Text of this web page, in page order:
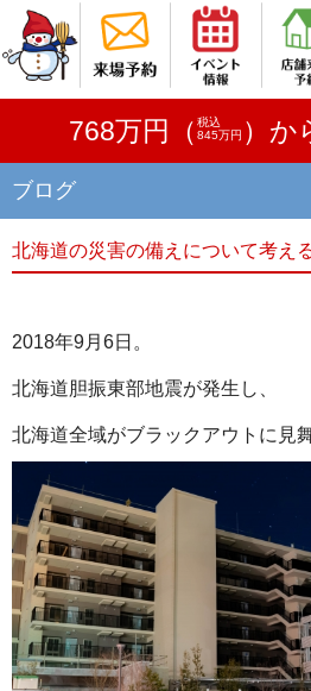
768万円（ 税込
845万円 ）か
ブログ
北海道の災害の備えについて考え
2018年9月6日。
北海道胆振東部地震が発生し、
北海道全域がブラックアウトに見